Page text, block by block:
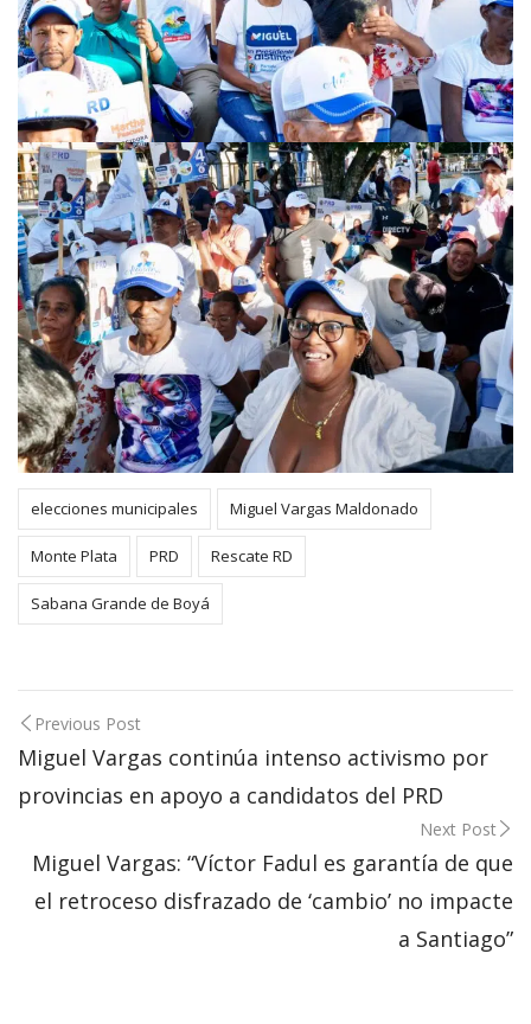
elecciones municipales Miguel Vargas Maldonado
Monte Plata PRD Rescate RD
Sabana Grande de Boyá
Post
navigation
Previous Post
Miguel Vargas continúa intenso activismo por
provincias en apoyo a candidatos del PRD
Next Post
Miguel Vargas: “Víctor Fadul es garantía de que
el retroceso disfrazado de ‘cambio’ no impacte
a Santiago”